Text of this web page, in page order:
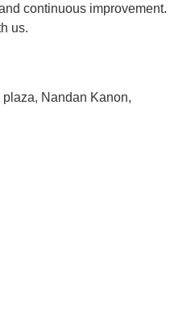
continuous improvement.
us.
Nandan Kanon,